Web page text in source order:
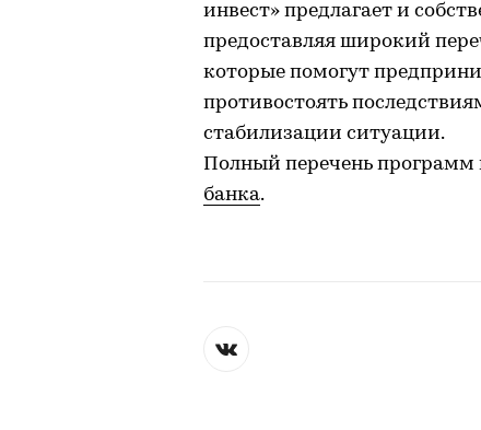
инвест» предлагает и
предоставляя широкий
которые помогут
противостоять
стабилизации ситуации.
Полный перечень
банка.